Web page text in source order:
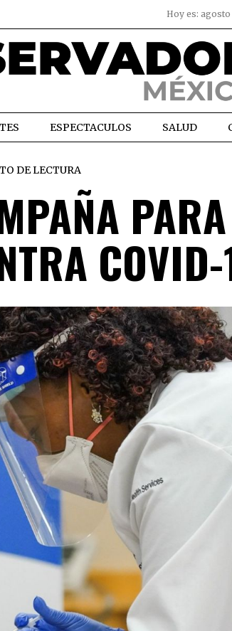
Hoy es: agosto
ESPECTACULOS SALUD
DE LECTURA
PARA